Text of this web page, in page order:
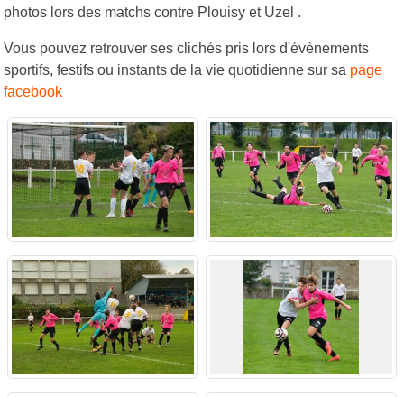
photos lors des matchs contre Plouisy et Uzel .
Vous pouvez retrouver ses clichés pris lors d'évènements
sportifs, festifs ou instants de la vie quotidienne sur sa page
facebook